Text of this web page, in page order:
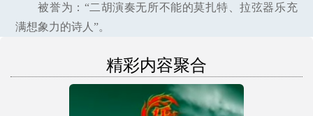
被誉为：“二胡演奏无所不能的莫扎特、拉弦器乐充
满想象力的诗人”。
精彩内容聚合